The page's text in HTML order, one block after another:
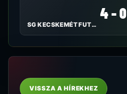
SG KECSKEMÉT FUTSAL
4 - 0
VISSZA A HÍREKHEZ